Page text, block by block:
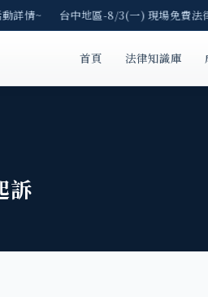
情~ 台中地區-8/3(一) 現場免費法律
首頁 法律知識庫
訴